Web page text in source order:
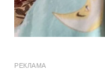
РЕКЛАМА